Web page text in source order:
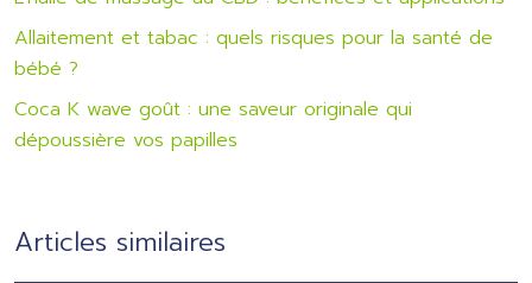
Allaitement et tabac : quels risques pour la santé de
bébé ?
Coca K wave goût : une saveur originale qui
dépoussière vos papilles
Articles similaires